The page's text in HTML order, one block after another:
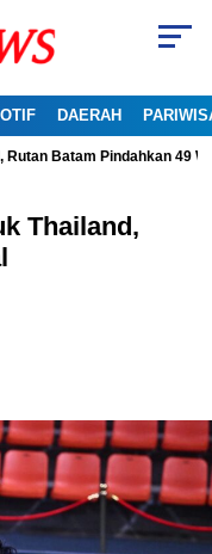
DAERAH
Rutan Batam Pindahkan 49
Thailand,